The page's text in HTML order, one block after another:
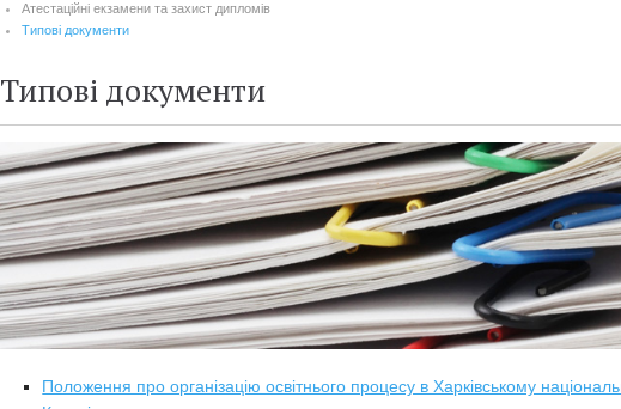
Атестаційні екзамени та захист дипломів
Типові документи
Типові документи
Положення про організацію освітнього процесу в Харківському